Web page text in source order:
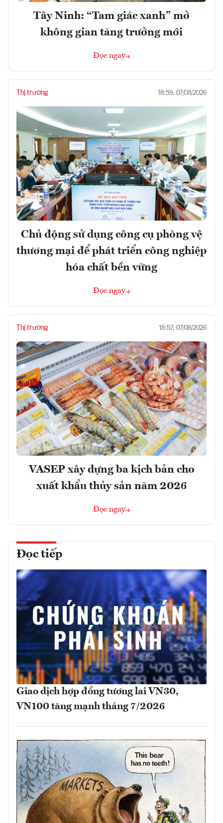
Tây Ninh: “Tam giác xanh” mở
không gian tăng trưởng mới
Đọc ngay
Thị trường 18:59, 07/08/2026
Chủ động sử dụng công cụ phòng vệ
thương mại để phát triển công nghiệp
hóa chất bền vững
Đọc ngay
Thị trường 18:57, 07/08/2026
VASEP xây dựng ba kịch bản cho
xuất khẩu thủy sản năm 2026
Đọc ngay
Đọc tiếp
Giao dịch hợp đồng tương lai VN30,
VN100 tăng mạnh tháng 7/2026